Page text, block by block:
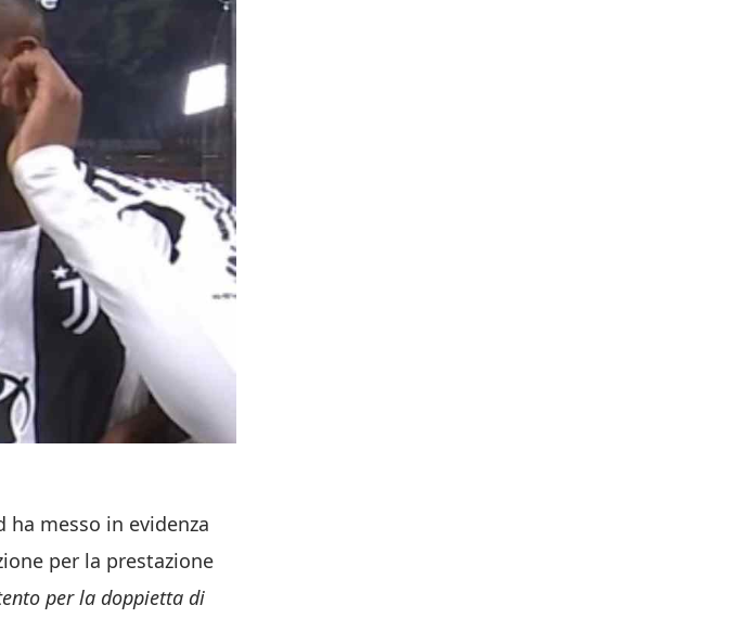
ha messo in evidenza
per la prestazione
per la doppietta di